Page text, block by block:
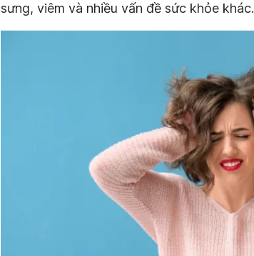
sưng, viêm và nhiều vấn đề sức khỏe khác.